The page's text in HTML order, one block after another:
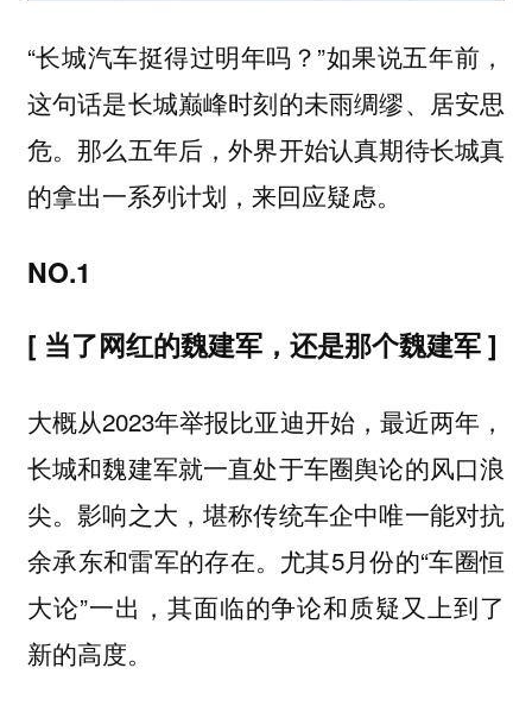
“长城汽车挺得过明年吗？”如果说五年前，
这句话是长城巅峰时刻的未雨绸缪、居安思
危。那么五年后，外界开始认真期待长城真
的拿出一系列计划，来回应疑虑。
NO.1
[ 当了网红的魏建军，还是那个魏建军 ]
大概从2023年举报比亚迪开始，最近两年，
长城和魏建军就一直处于车圈舆论的风口浪
尖。影响之大，堪称传统车企中唯一能对抗
余承东和雷军的存在。尤其5月份的“车圈恒
大论”一出，其面临的争论和质疑又上到了
新的高度。